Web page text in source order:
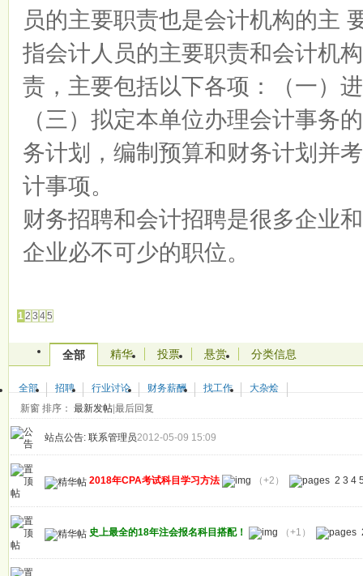
员的主要职责也是会计机构的主
指会计人员的主要职责和会计机
责，主要包括以下各项：（一）
（三）拟定本单位办理会计事务
务计划，编制预算和财务计划并
计事项。
财务招聘和会计招聘是很多企业
企业必不可少的职位。
12 3 45
全部 精华 投票 悬赏 分类信息
全部 招聘 行业讨论 财务薪酬 找工作
大杂烩
新窗 排序： 最新发帖|最后回复
站点公告: 联系管理员2012-05-09 15:09
2018年CPA考试科目学习方法 （+2） 2 3 4
史上最全的18年注会报名科目搭配！ （+1）